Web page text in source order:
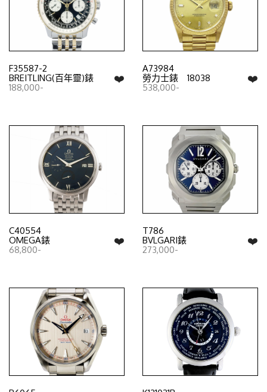
F35587-2
❤️
BREITLING(百年靈)錶
188,000-
A73984
❤️
勞力士錶 18038
538,000-
C40554
❤️
OMEGA錶
68,800-
T786
❤️
BVLGARI錶
273,000-